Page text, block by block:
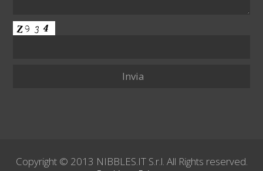
Copyright © 2013 NIBBLES.IT S.r.l. All Rights reserved.